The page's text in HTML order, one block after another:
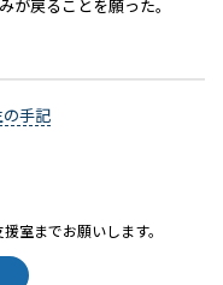
が戻ることを願った。
の手記
室までお願いします。